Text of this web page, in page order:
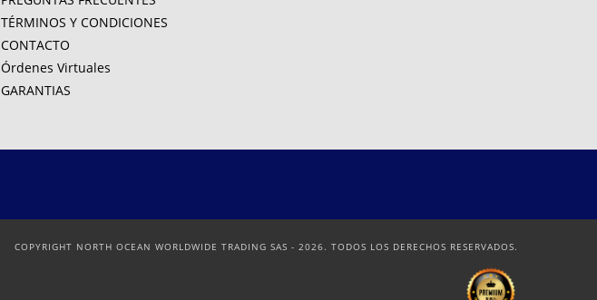
TÉRMINOS Y CONDICIONES
CONTACTO
Órdenes Virtuales
GARANTIAS
COPYRIGHT NORTH OCEAN WORLDWIDE TRADING SAS - 2026. TODOS LOS DERECHOS RESERVADOS.